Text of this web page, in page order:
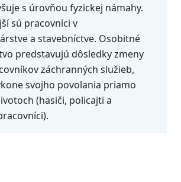
s úrovňou fyzickej námahy.
sú pracovníci v
a stavebníctve. Osobitné
predstavujú dôsledky zmeny
záchranných služieb,
svojho povolania priamo
(hasiči, policajti a